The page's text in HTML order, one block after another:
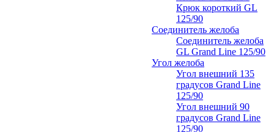
Крюк короткий GL
125/90
Соединитель желоба
Соединитель желоба
GL Grand Line 125/90
Угол желоба
Угол внешний 135
градусов Grand Line
125/90
Угол внешний 90
градусов Grand Line
125/90